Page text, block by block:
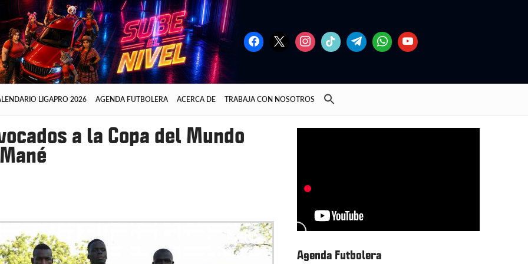
LIGAPRO 2026 AGENDA FUTBOLERA ACERCA DE TRABAJA CON NOSOTROS
a la Copa del Mundo
Agenda Futbolera